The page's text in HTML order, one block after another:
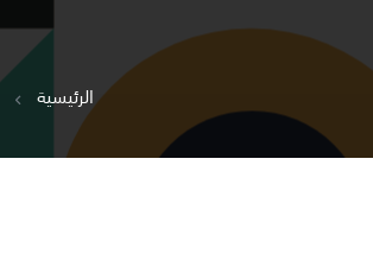
الرئيسية